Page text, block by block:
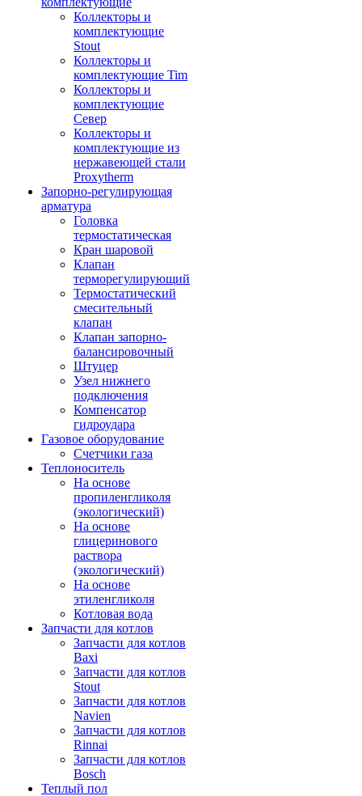
Коллекторы и
комплектующие
Stout
Коллекторы и
комплектующие Tim
Коллекторы и
комплектующие
Север
Коллекторы и
комплектующие из
нержавеющей стали
Proxytherm
Запорно-регулирующая
арматура
Головка
термостатическая
Кран шаровой
Клапан
терморегулирующий
Термостатический
смесительный
клапан
Клапан запорно-
балансировочный
Штуцер
Узел нижнего
подключения
Компенсатор
гидроудара
Газовое оборудование
Счетчики газа
Теплоноситель
На основе
пропиленгликоля
(экологический)
На основе
глицеринового
раствора
(экологический)
На основе
этиленгликоля
Котловая вода
Запчасти для котлов
Запчасти для котлов
Baxi
Запчасти для котлов
Stout
Запчасти для котлов
Navien
Запчасти для котлов
Rinnai
Запчасти для котлов
Bosch
Теплый пол